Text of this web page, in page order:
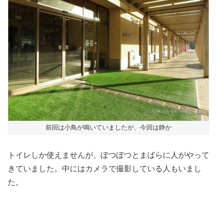
前回は小鳥が鳴いていましたが、今回は静か
トイレしか使えませんが、ぽつぽつとまばらに人がやって
きていました。中にはカメラで撮影している人もいまし
た。